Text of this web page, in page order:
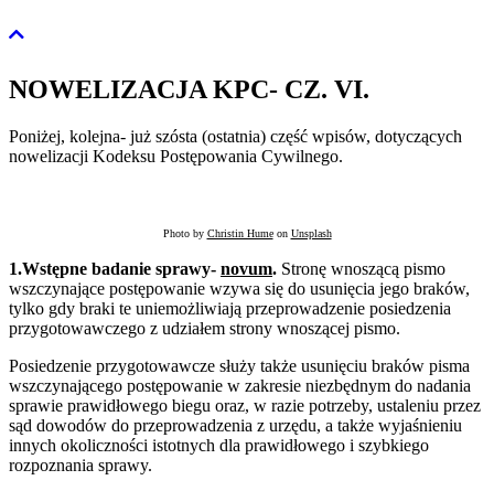
NOWELIZACJA KPC- CZ. VI.
Poniżej, kolejna- już szósta (ostatnia) część wpisów, dotyczących
nowelizacji Kodeksu Postępowania Cywilnego.
Photo by Christin Humeon Unsplash
1.Wstępne badanie sprawy- novum. Stronę wnoszącą pismo
wszczynające postępowanie wzywa się do usunięcia jego braków,
tylko gdy braki te uniemożliwiają przeprowadzenie posiedzenia
przygotowawczego z udziałem strony wnoszącej pismo.
Posiedzenie przygotowawcze służy także usunięciu braków pisma
wszczynającego postępowanie w zakresie niezbędnym do nadania
sprawie prawidłowego biegu oraz, w razie potrzeby, ustaleniu przez
sąd dowodów do przeprowadzenia z urzędu, a także wyjaśnieniu
innych okoliczności istotnych dla prawidłowego i szybkiego
rozpoznania sprawy.